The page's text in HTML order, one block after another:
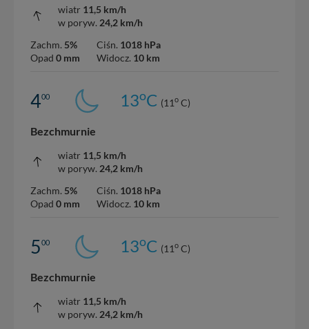
wiatr 11,5 km/h
w poryw. 24,2 km/h
Zachm. 5%
Opad 0 mm
Ciśn. 1018 hPa
Widocz. 10 km
400 13oC (11o C)
Bezchmurnie
wiatr 11,5 km/h
w poryw. 24,2 km/h
Zachm. 5%
Opad 0 mm
Ciśn. 1018 hPa
Widocz. 10 km
500 13oC (11o C)
Bezchmurnie
wiatr 11,5 km/h
w poryw. 24,2 km/h